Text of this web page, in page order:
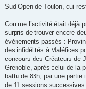
Sud Open de Toulon, qui
Comme l’activité était déjà
surpris de trouver encore
événements passés :
des infidélités à Maléfices
concours des Créateurs de
Grenoble, après celui de la
battu de 83h, par une
de 11 sessions successives